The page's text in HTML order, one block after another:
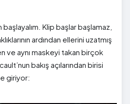
Klip başlar başlamaz,
ardından ellerini uzatmış
ve aynı maskeyi takan birçok
bakış açılarından birisi
giriyor: